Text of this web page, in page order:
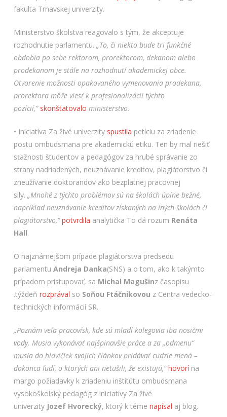
fakulta Trnavskej univerzity.
Ministerstvo školstva reagovalo s tým, že akceptuje
rozhodnutie parlamentu. „To, či niekto bude tri funkčné
obdobia po sebe rektorom, prorektorom, dekanom alebo
prodekanom je stále na rozhodnutí akademickej obce.
Otvorenie možnosti opakovaného vymenovania prodekana,
prorektora môže viesť k profesionalizácii týchto
pozícií,“ skonštatovalo ministerstvo.
• Iniciatíva Za živé univerzity spustila petíciu za zriadenie
postu ombudsmana pre akademickú etiku. Ten by mal riešiť
sťažnosti študentov a pedagógov za hrubé správanie zo
strany nadriadených, neuznávanie kreditov, plagiátorstvo či
zneužívanie doktorandov ako bezplatnej pracovnej
sily. „Mnohé z týchto problémov sú na školách úplne bežné,
napríklad neuznávanie kreditov získaných na iných školách či
plagiátorstvo,“ potvrdila analytička To dá rozum Renáta
Hall.
O najznámejšom prípade plagiátorstva predsedu
parlamentu Andreja Danka(SNS) a o tom, ako k takýmto
prípadom pristupovať, sa Michal Magušinz časopisu
.týždeň rozprával so Soňou Ftáčnikovou z Centra vedecko-
technických informácií SR.
„Poznám veľa pracovísk, kde sú mladí kolegovia iba nosičmi
vody. Musia vykonávať najšpinavšie práce a za „odmenu“
musia do hlavičiek svojich článkov pridávať cudzie mená –
dokonca ľudí, o ktorých ani netušili, že existujú,“ hovorína
margo požiadavky k zriadeniu inštitútu ombudsmana
vysokoškolský pedagóg z iniciatívy Za živé
univerzity Jozef Hvorecký, ktorý k téme napísal aj blog.